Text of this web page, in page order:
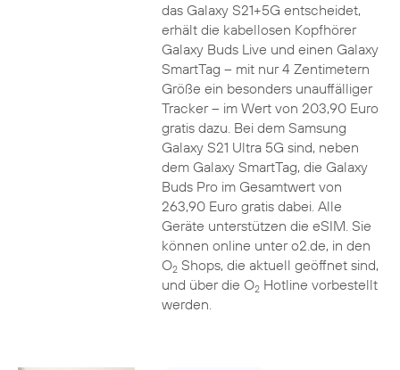
das Galaxy S21+5G entscheidet,
erhält die kabellosen Kopfhörer
Galaxy Buds Live und einen Galaxy
SmartTag – mit nur 4 Zentimetern
Größe ein besonders unauffälliger
Tracker – im Wert von 203,90 Euro
gratis dazu. Bei dem Samsung
Galaxy S21 Ultra 5G sind, neben
dem Galaxy SmartTag, die Galaxy
Buds Pro im Gesamtwert von
263,90 Euro gratis dabei. Alle
Geräte unterstützen die eSIM. Sie
können online unter o2.de, in den
O2Shops, die aktuell geöffnet sind,
und über die O2Hotline vorbestellt
werden.